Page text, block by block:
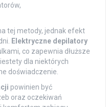
tej metody, jednak efekt
Elektryczne depilatory
co zapewnia dłuższe
dla niektórych
doświadczenie.
powinien być
oraz oczekiwań